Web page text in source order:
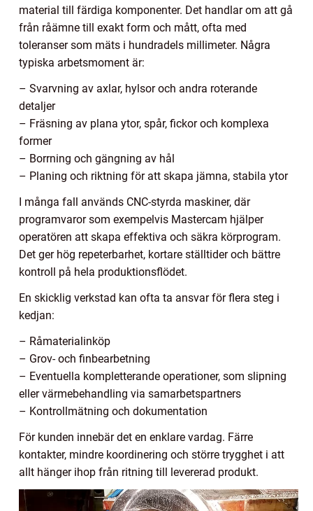
material till färdiga komponenter. Det handlar om att gå
från råämne till exakt form och mått, ofta med
toleranser som mäts i hundradels millimeter. Några
typiska arbetsmoment är:
– Svarvning av axlar, hylsor och andra roterande
detaljer
– Fräsning av plana ytor, spår, fickor och komplexa
former
– Borrning och gängning av hål
– Planing och riktning för att skapa jämna, stabila ytor
I många fall används CNC-styrda maskiner, där
programvaror som exempelvis Mastercam hjälper
operatören att skapa effektiva och säkra körprogram.
Det ger hög repeterbarhet, kortare ställtider och bättre
kontroll på hela produktionsflödet.
En skicklig verkstad kan ofta ta ansvar för flera steg i
kedjan:
– Råmaterialinköp
– Grov- och finbearbetning
– Eventuella kompletterande operationer, som slipning
eller värmebehandling via samarbetspartners
– Kontrollmätning och dokumentation
För kunden innebär det en enklare vardag. Färre
kontakter, mindre koordinering och större trygghet i att
allt hänger ihop från ritning till levererad produkt.